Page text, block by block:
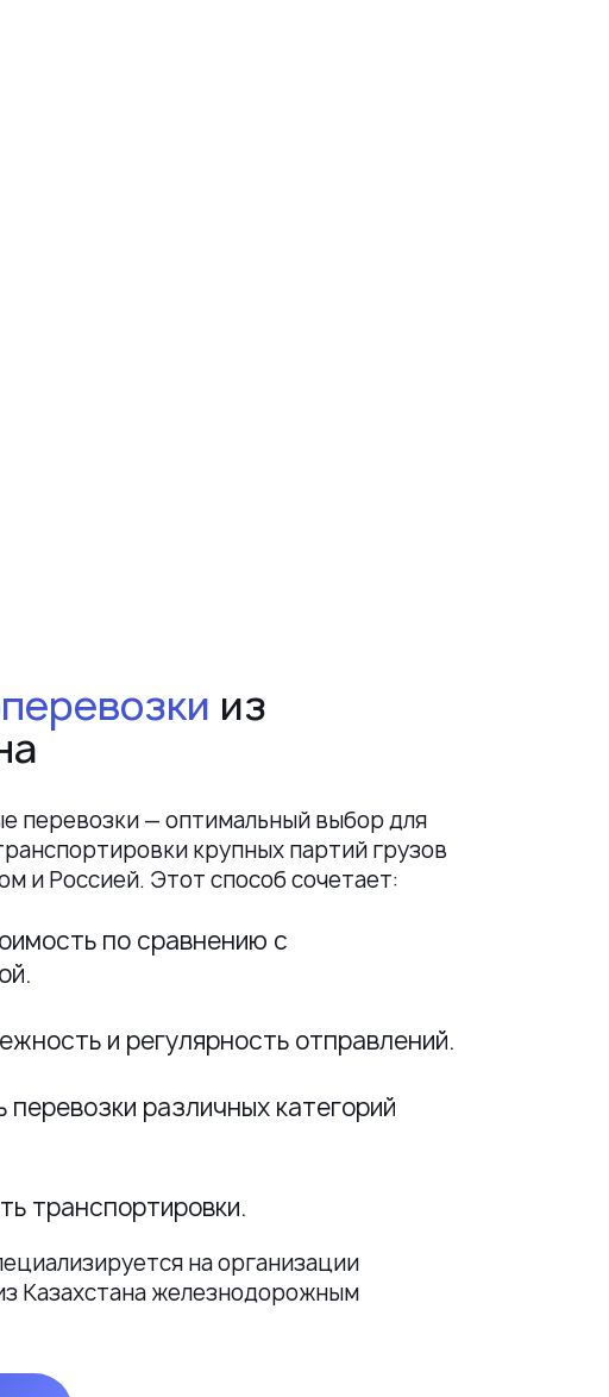
из
перевозки — оптимальный выбор для
крупных партий грузов
и Россией. Этот способ сочетает:
по сравнению с
и регулярность отправлений.
различных категорий
транспортировки.
на организации
Казахстана железнодорожным